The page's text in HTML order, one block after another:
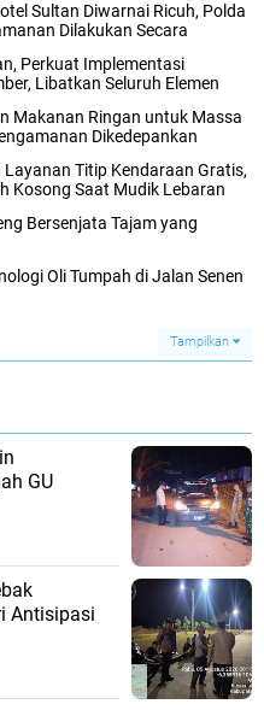
Sultan Diwarnai Ricuh, Polda
Dilakukan Secara
Perkuat Implementasi
Libatkan Seluruh Elemen
Makanan Ringan untuk Massa
Dikedepankan
Titip Kendaraan Gratis,
Kosong Saat Mudik Lebaran
Bersenjata Tajam yang
Oli Tumpah di Jalan Senen
Tampilkan
GU
Antisipasi